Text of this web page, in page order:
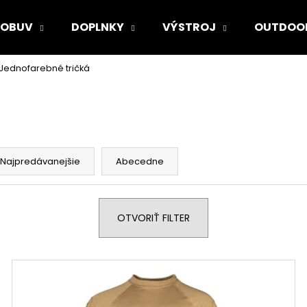
OBUV DOPLNKY VÝSTROJ
Jednofarebné tričká
Najpredávanejšie Abecedne
OTVORIŤ FILTER
Čo potrebujete nájsť?
Odporúčame